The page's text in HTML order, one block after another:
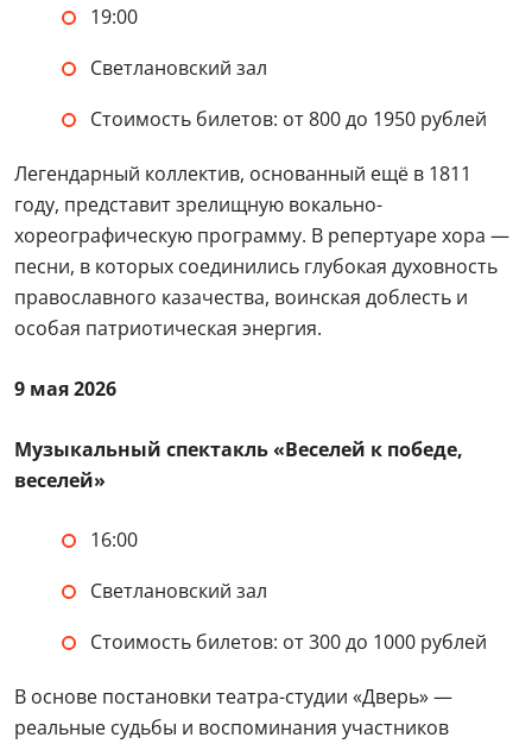
19:00
Светлановский зал
Стоимость билетов: от 800 до 1950 рублей
Легендарный коллектив, основанный ещё в 1811
году, представит зрелищную вокально-
хореографическую программу. В репертуаре хора —
песни, в которых соединились глубокая духовность
православного казачества, воинская доблесть и
особая патриотическая энергия.
9 мая 2026
Музыкальный спектакль «Веселей к победе,
веселей»
16:00
Светлановский зал
Стоимость билетов: от 300 до 1000 рублей
В основе постановки театра-студии «Дверь» —
реальные судьбы и воспоминания участников